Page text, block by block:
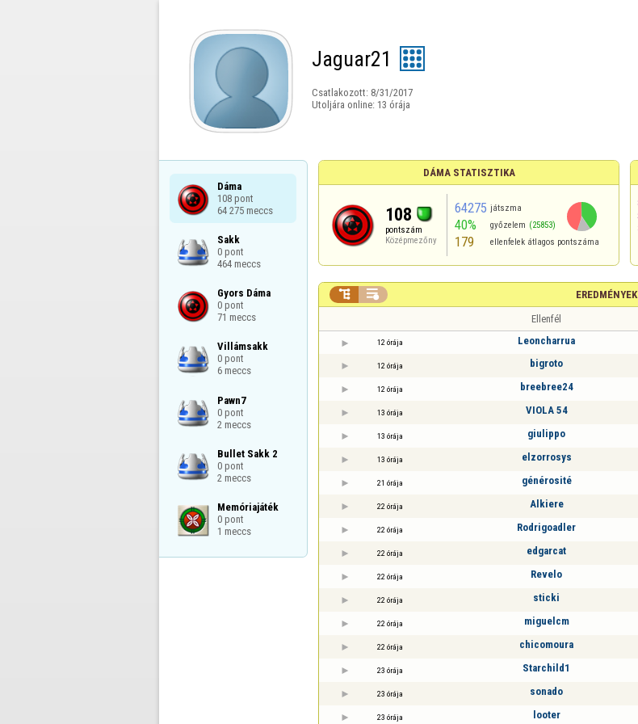
Jaguar21
Csatlakozott: 8/31/2017
Utoljára online: 13 órája
Dáma
108 pont
64 275 meccs
Sakk
0 pont
464 meccs
Gyors Dáma
0 pont
71 meccs
Villámsakk
0 pont
6 meccs
Pawn7
0 pont
2 meccs
Bullet Sakk 2
0 pont
2 meccs
Memóriajáték
0 pont
1 meccs
DÁMA STATISZTIKA
108
pontszám
Középmezőny
64275 játszma
40% győzelem (25853)
179 ellenfelek átlagos pontszáma
EREDMÉNYEK
 
Ellenfél
12 órája Leoncharrua
12 órája bigroto
12 órája breebree24
13 órája VIOLA 54
13 órája giulippo
13 órája elzorrosys
21 órája générosité
22 órája Alkiere
22 órája Rodrigoadler
22 órája edgarcat
22 órája Revelo
22 órája sticki
22 órája miguelcm
22 órája chicomoura
23 órája Starchild1
23 órája sonado
23 órája looter